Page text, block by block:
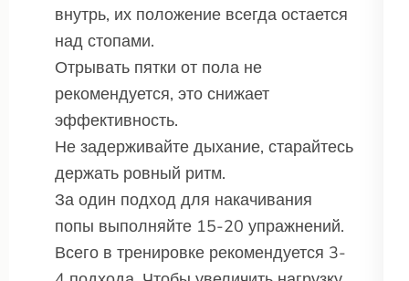
внутрь, их положение всегда остается
над стопами.
Отрывать пятки от пола не
рекомендуется, это снижает
эффективность.
Не задерживайте дыхание, старайтесь
держать ровный ритм.
За один подход для накачивания
попы выполняйте 15-20 упражнений.
Всего в тренировке рекомендуется 3-